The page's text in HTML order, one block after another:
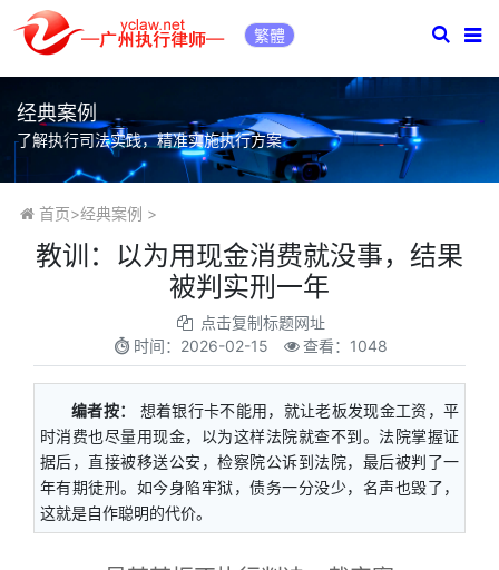
繁體
经典案例
了解执行司法实践，精准实施执行方案
首页>经典案例 >
教训：以为用现金消费就没事，结果
被判实刑一年
点击复制标题网址
时间： 2026-02-15 查看：1048
编者按：
想着银行卡不能用，就让老板发现金工资，平
时消费也尽量用现金，以为这样法院就查不到。法院掌握证
据后，直接被移送公安，检察院公诉到法院，最后被判了一
年有期徒刑。如今身陷牢狱，债务一分没少，名声也毁了，
这就是自作聪明的代价。